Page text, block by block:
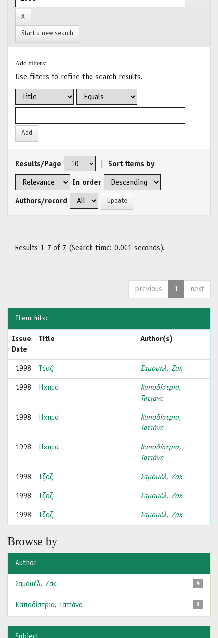
Start a new search
Add filters:
Use filters to refine the search results.
Results/Page Sort items by
In order
Authors/record
Results 1-7 of 7 (Search time: 0.001 seconds).
previous 1 next
Item hits:
Issue
Date
Title Author(s)
1998 Τζαζ Σαμουήλ, Ζακ
1998 Ηχηρά
Καποδίστρια,
Τατιάνα
1998 Ηχηρά
Καποδίστρια,
Τατιάνα
1998 Ηχηρά
Καποδίστρια,
Τατιάνα
1998 Τζαζ Σαμουήλ, Ζακ
1998 Τζαζ Σαμουήλ, Ζακ
1998 Τζαζ Σαμουήλ, Ζακ
Browse by
Author
4
Σαμουήλ, Ζακ
3
Καποδίστρια, Τατιάνα